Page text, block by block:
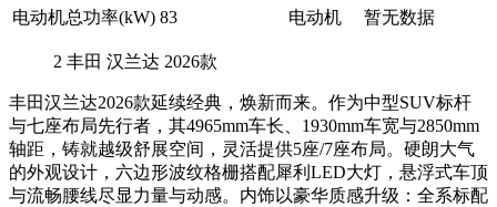
电动机总功率(kW) 83 电动机 暂无数据
2 丰田 汉兰达 2026款
丰田汉兰达2026款延续经典，焕新而来。作为中型SUV标杆
与七座布局先行者，其4965mm车长、1930mm车宽与2850mm
轴距，铸就越级舒展空间，灵活提供5座/7座布局。硬朗大气
的外观设计，六边形波纹格栅搭配犀利LED大灯，悬浮式车顶
与流畅腰线尽显力量与动感。内饰以豪华质感升级：全系标配